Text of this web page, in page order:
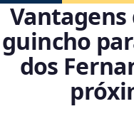
guincho
dos